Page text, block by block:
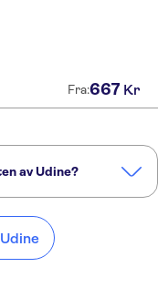
Fra:667 Kr
av Udine?